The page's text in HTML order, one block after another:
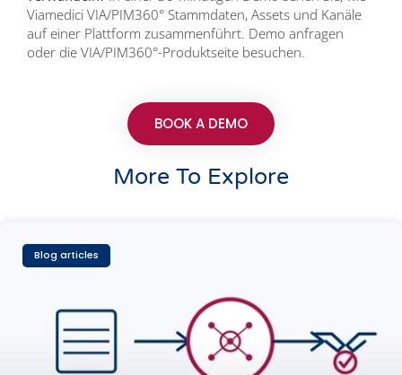
Viamedici VIA/PIM360° Stammdaten, Assets und Kanäle
auf einer Plattform zusammenführt. Demo anfragen
oder die VIA/PIM360°-Produktseite besuchen.
BOOK A DEMO
More To Explore
Blog articles